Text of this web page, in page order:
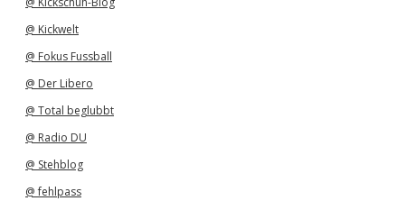
@ Kickwelt
@ Fokus Fussball
@ Der Libero
@ Total beglubbt
@ Radio DU
@ Stehblog
@ fehlpass